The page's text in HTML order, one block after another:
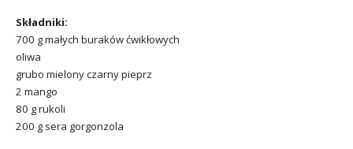
Składniki:
700 g małych buraków ćwikłowych
oliwa
grubo mielony czarny pieprz
2 mango
80 g rukoli
200 g sera gorgonzola